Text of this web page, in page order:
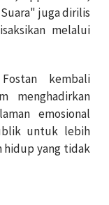
juga dirilis
melalui
kembali
menghadirkan
emosional
untuk lebih
hidup yang tidak